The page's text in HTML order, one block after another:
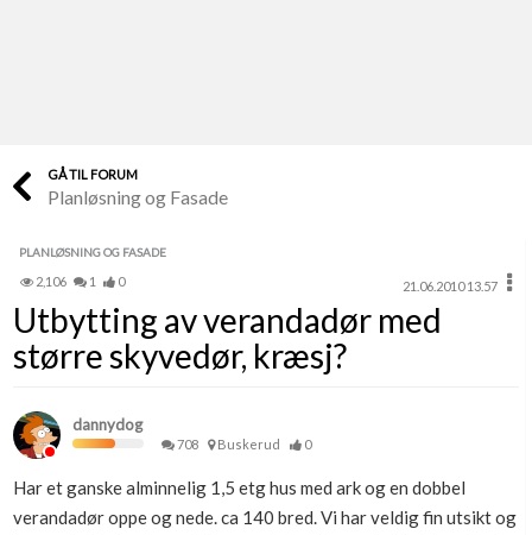
Finn håndverkere
Papirer som mangler
Skaff dokumentasjon som mangler
Kundeservice
Se din bolig? Klikk her
GÅ TIL FORUM
Planløsning og Fasade
PLANLØSNING OG FASADE
2,106 1 0 21.06.2010 13.57
Utbytting av verandadør med
større skyvedør, kræsj?
dannydog
708 Buskerud 0
Har et ganske alminnelig 1,5 etg hus med ark og en dobbel
verandadør oppe og nede. ca 140 bred. Vi har veldig fin utsikt og